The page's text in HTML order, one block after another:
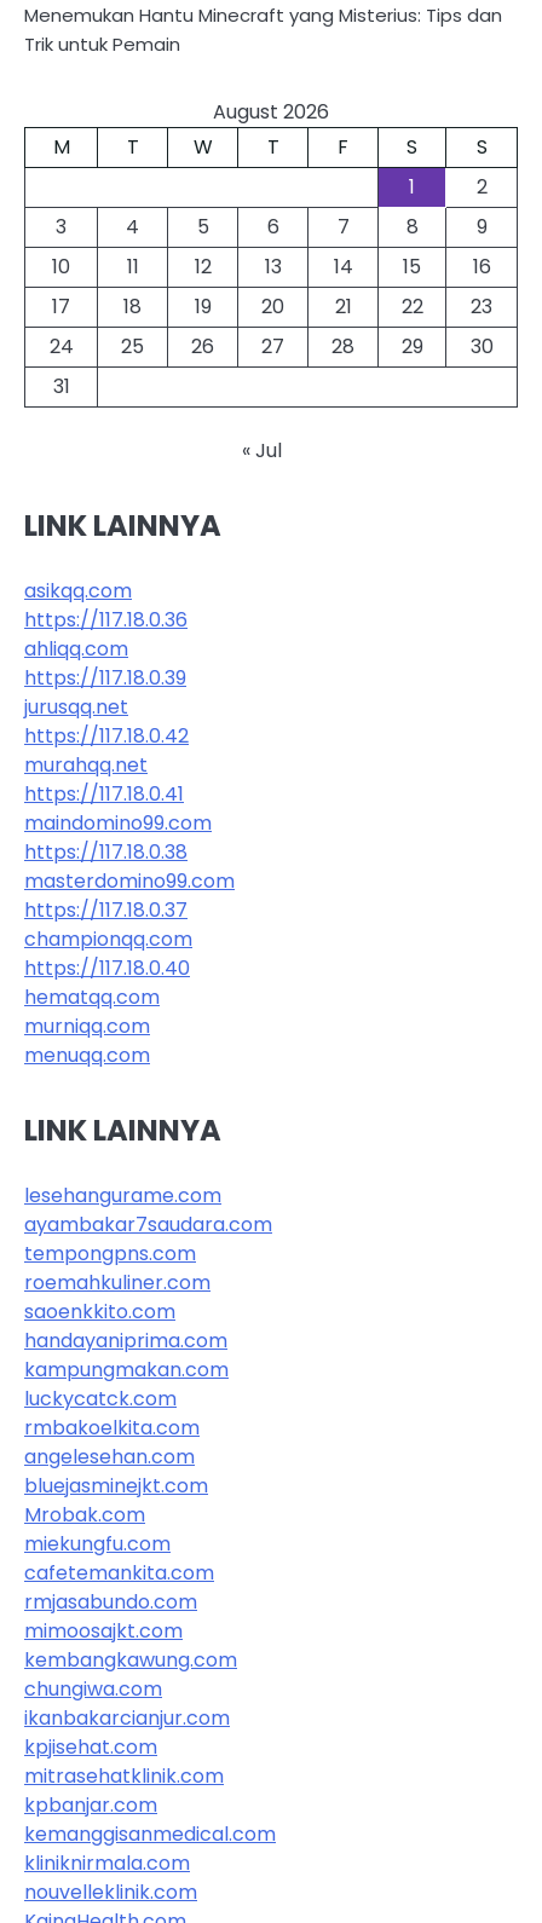
Menemukan Hantu Minecraft yang Misterius: Tips dan
Trik untuk Pemain
August 2026
M
T W T F S
S
1
2
3
4 5 6 7 8
9
10
11 12 13 14 15
16
17
18 19 20 21 22
23
24
25 26 27 28 29
30
31
« Jul
LINK LAINNYA
asikqq.com
https://117.18.0.36
ahliqq.com
https://117.18.0.39
jurusqq.net
https://117.18.0.42
murahqq.net
https://117.18.0.41
maindomino99.com
https://117.18.0.38
masterdomino99.com
https://117.18.0.37
championqq.com
https://117.18.0.40
hematqq.com
murniqq.com
menuqq.com
LINK LAINNYA
lesehangurame.com
ayambakar7saudara.com
tempongpns.com
roemahkuliner.com
saoenkkito.com
handayaniprima.com
kampungmakan.com
luckycatck.com
rmbakoelkita.com
angelesehan.com
bluejasminejkt.com
Mrobak.com
miekungfu.com
cafetemankita.com
rmjasabundo.com
mimoosajkt.com
kembangkawung.com
chungiwa.com
ikanbakarcianjur.com
kpjisehat.com
mitrasehatklinik.com
kpbanjar.com
kemanggisanmedical.com
kliniknirmala.com
nouvelleklinik.com